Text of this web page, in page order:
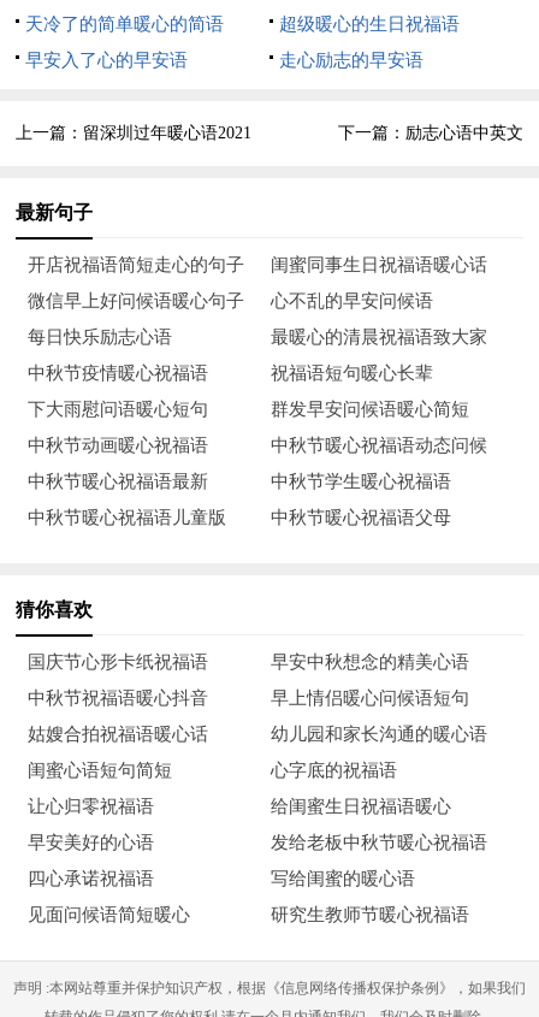
饭倍儿香，牙好胃口就好，事事开心，事事顺利！
9、新年到，欢天喜地很热闹；贴春联，放烟花，平安富贵
合家团圆乐逍遥。
10、高雅的人，看背影就知道。奋进的人，听脚步就知道。
和善的人，看笑脸就知道。自信的人，看眼神就知道。吉祥的
人，看您就知道。祝新年快乐！
11、红梅点点报喜宴，瑞雪片片兆丰年。烟花漫漫不夜天，
爆竹声声岁平安。饺子腾腾滑玉碗，红酒滴滴都香甜。福字调皮
空中翻，幸福吉祥到永远。新年快乐，吉祥如意！
12、新春悄悄到，祝福忙报道，许下小心愿，愿你梦想都实
现，幸福展笑颜，祝你新年快乐，好运连连，万事如意心也甜！
事顺心如意！
14、装一车幸福，让平安开道，抛弃一切烦恼，让快乐与您
环绕，存储所有温暖，将寒冷赶跑，释放一生真情，让幸福永远
对您微笑！大年三十吃饺子！春节快乐。
15、喜鹊报喜枝头叫，和平飞鸽凑热闹。红幅对联映彩虹，
大红福字盈门笑。玉盘水饺不能少，发财添福进财宝。吃出饺中
硬枚币，新年定能赚钞票。新春愉快阖家圆，财运亨通结财缘。
祝你春节身体健康，吉祥如意神采飞扬。
16、春节来到，我把祝福送到：祝你快乐幸福永相随，家庭
美满乐常在，身体健康笑开怀，财源滚滚满车栽，事业顺利好运
天冷了的简单暖心的简语
超级暖心的生日祝福语
早安入了心的早安语
走心励志的早安语
上一篇： 留深圳过年暖心语2021 下一篇： 励志心语中英文
最新句子
开店祝福语简短走心的句子
闺蜜同事生日祝福语暖心话
微信早上好问候语暖心句子
心不乱的早安问候语
每日快乐励志心语
最暖心的清晨祝福语致大家
中秋节疫情暖心祝福语
祝福语短句暖心长辈
下大雨慰问语暖心短句
群发早安问候语暖心简短
中秋节动画暖心祝福语
中秋节暖心祝福语动态问候
中秋节暖心祝福语最新
中秋节学生暖心祝福语
中秋节暖心祝福语儿童版
中秋节暖心祝福语父母
猜你喜欢
国庆节心形卡纸祝福语
早安中秋想念的精美心语
中秋节祝福语暖心抖音
早上情侣暖心问候语短句
姑嫂合拍祝福语暖心话
幼儿园和家长沟通的暖心语
闺蜜心语短句简短
心字底的祝福语
让心归零祝福语
给闺蜜生日祝福语暖心
早安美好的心语
发给老板中秋节暖心祝福语
四心承诺祝福语
写给闺蜜的暖心语
见面问候语简短暖心
研究生教师节暖心祝福语
声明 :本网站尊重并保护知识产权，根据《信息网络传播权保护条例》，如果我们